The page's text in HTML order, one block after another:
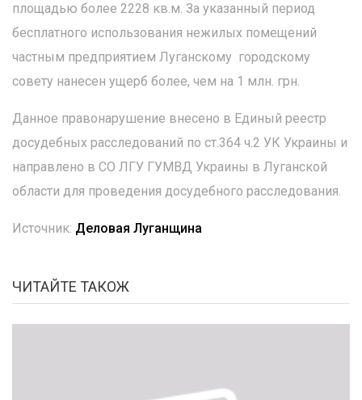
площадью более 2228 кв.м. За указанный период
бесплатного использования нежилых помещений
частным предприятием Луганскому городскому
совету нанесен ущерб более, чем на 1 млн. грн.
Данное правонарушение внесено в Единый реестр
досудебных расследований по ст.364 ч.2 УК Украины и
направлено в СО ЛГУ ГУМВД Украины в Луганской
области для проведения досудебного расследования.
Источник: Деловая Луганщина
ЧИТАЙТЕ ТАКОЖ